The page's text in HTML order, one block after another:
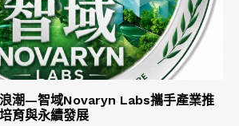
潮—智域Novaryn Labs攜手產業推
育與永續發展